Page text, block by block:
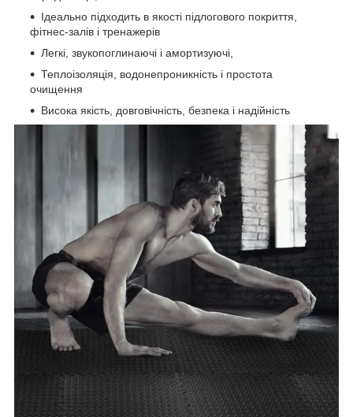
Ідеально підходить в якості підлогового покриття,
фітнес-залів і тренажерів
Легкі, звукопоглинаючі і амортизуючі,
Теплоізоляція, водонепроникність і простота
очищення
Висока якість, довговічність, безпека і надійність